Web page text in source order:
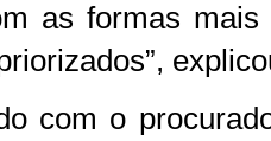
as formas
com o